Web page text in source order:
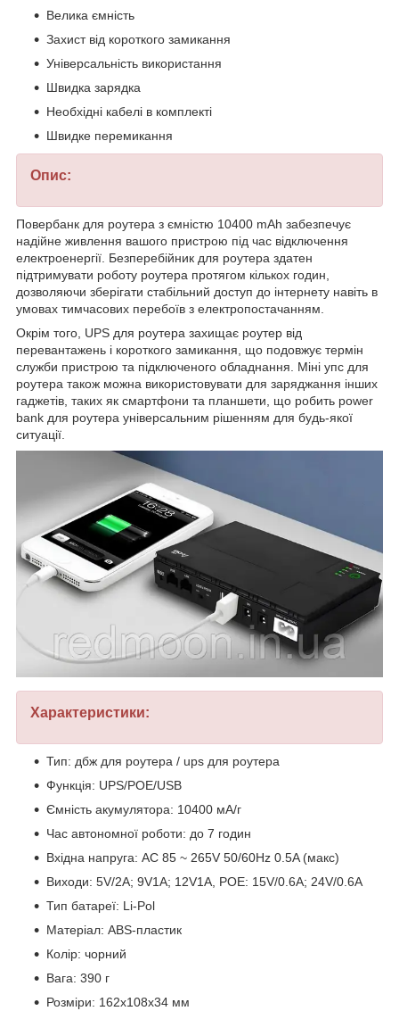
Велика ємність
Захист від короткого замикання
Універсальність використання
Швидка зарядка
Необхідні кабелі в комплекті
Швидке перемикання
Опис:
Повербанк для роутера з ємністю 10400 mAh забезпечує
надійне живлення вашого пристрою під час відключення
електроенергії. Безперебійник для роутера здатен
підтримувати роботу роутера протягом кількох годин,
дозволяючи зберігати стабільний доступ до інтернету навіть в
умовах тимчасових перебоїв з електропостачанням.
Окрім того, UPS для роутера захищає роутер від
перевантажень і короткого замикання, що подовжує термін
служби пристрою та підключеного обладнання. Міні упс для
роутера також можна використовувати для заряджання інших
гаджетів, таких як смартфони та планшети, що робить power
bank для роутера універсальним рішенням для будь-якої
ситуації.
Характеристики:
Тип: дбж для роутера / ups для роутера
Функція: UPS/POE/USB
Ємність акумулятора: 10400 мА/г
Час автономної роботи: до 7 годин
Вхідна напруга: AC 85 ~ 265V 50/60Hz 0.5A (макс)
Виходи: 5V/2A; 9V1A; 12V1A, POE: 15V/0.6A; 24V/0.6A
Тип батареї: Li-Pol
Матеріал: ABS-пластик
Колір: чорний
Вага: 390 г
Розміри: 162x108х34 мм